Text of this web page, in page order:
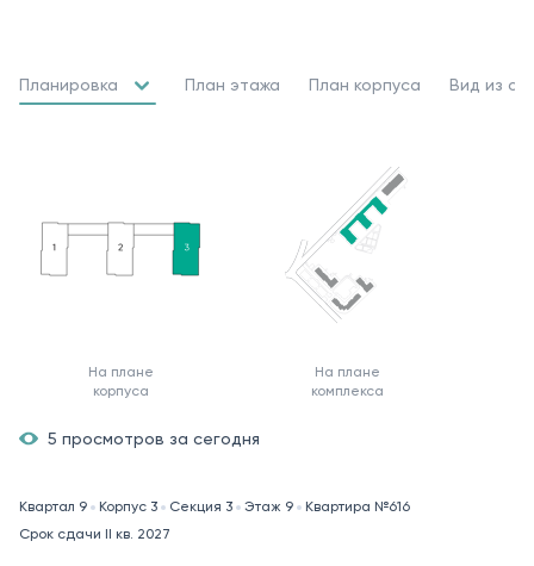
Планировка План этажа План корпуса Вид из
На плане
корпуса
На плане
комплекса
5 просмотров за сегодня
Квартал 9 Корпус 3 Секция 3 Этаж 9
Квартира №616
Срок сдачи II кв. 2027